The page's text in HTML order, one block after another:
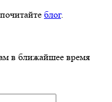
блог.
в ближайшее время